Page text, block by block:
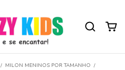
/ MILON MENINOS POR TAMANHO /